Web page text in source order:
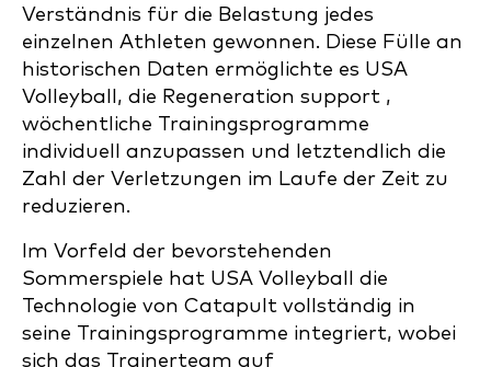
Verständnis für die Belastung jedes
einzelnen Athleten gewonnen. Diese Fülle an
historischen Daten ermöglichte es USA
Volleyball, die Regeneration support ,
wöchentliche Trainingsprogramme
individuell anzupassen und letztendlich die
Zahl der Verletzungen im Laufe der Zeit zu
reduzieren.
Im Vorfeld der bevorstehenden
Sommerspiele hat USA Volleyball die
Technologie von Catapult vollständig in
seine Trainingsprogramme integriert, wobei
sich das Trainerteam auf